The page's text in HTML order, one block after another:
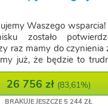
Waszego
zostało
raz mamy do czynienia
już, że będzie to
walka. Nosówka to
w sk...
26 756 zł (83,61%)
BRAKUJE JESZCZE 5 244 ZŁ